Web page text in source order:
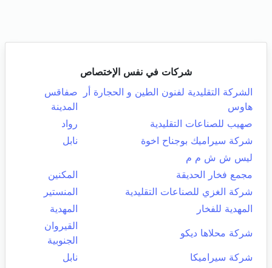
شركات في نفس الإختصاص
الشركة التقليدية لفنون الطين و الحجارة أر
هاوس
صفاقس
المدينة
صهيب للصناعات التقليدية
رواد
شركة سيراميك بوجناح اخوة
نابل
ليس ش ش م م
مجمع فخار الحديقة
المكنين
شركة الغزي للصناعات التقليدية
المنستير
المهدية للفخار
المهدية
شركة محلاها ديكو
القيروان
الجنوبية
شركة سيراميكا
نابل